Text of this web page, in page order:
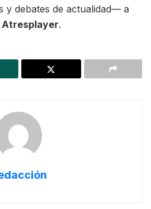
y debates de actualidad— a
Atresplayer.